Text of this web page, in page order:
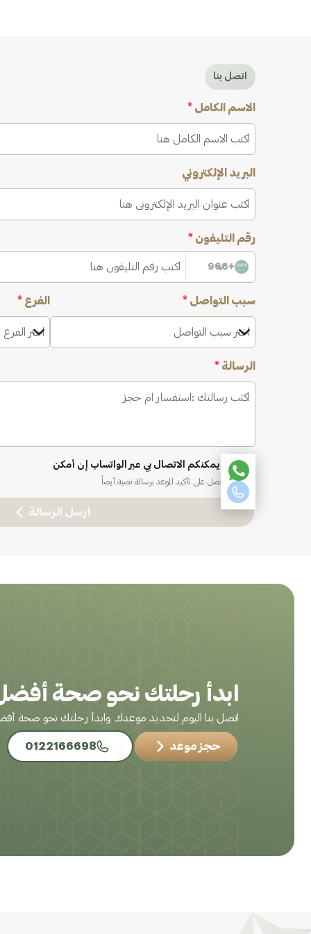
اتصل بنا
الاسم الكامل *
البريد الإلكتروني
رقم التليفون *
+966
سبب التواصل *
اختر سبب التواصل
الفرع *
اختر
الرسالة *
نعم، يمكنكم الاتصال بي عبر الواتساب إن أمكن
ستحصل على تأكيد الموعد برسالة نصية أيضاً
ارسل الرسالة
ابدأ رحلتك نحو صحة
اتصل بنا اليوم لتحديد موعدك وابدأ رحلتك نحو صحة
حجز موعد 0122166698